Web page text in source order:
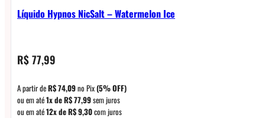
Líquido Hypnos NicSalt – Watermelon Ice
R$77,99
A partir deR$74,09no Pix(5% OFF)
ou em até1x deR$77,99sem juros
ou em até12x deR$9,30com juros